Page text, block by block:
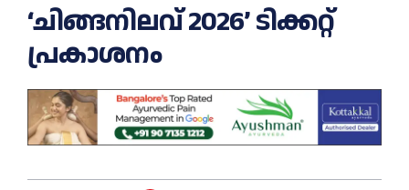
‘ചിങ്ങനിലവ് 2026’ ടിക്കറ്റ്
പ്രകാശനം